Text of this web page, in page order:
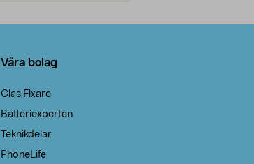
Våra bolag
Clas Fixare
Batteriexperten
Teknikdelar
PhoneLife